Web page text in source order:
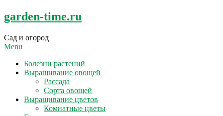
Skip
to
garden-time.ru
Сад и огород
Menu
Болезни растений
Выращивание овощей
Рассада
Сорта овощей
Выращивание цветов
Комнатные цветы